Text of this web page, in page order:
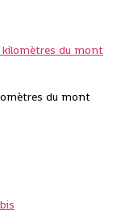
du mont